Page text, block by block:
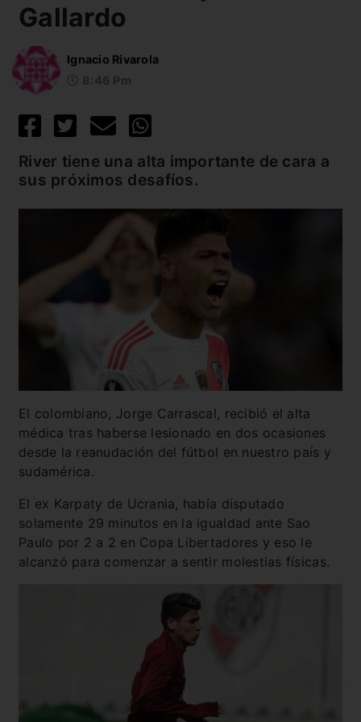
Gallardo
Ignacio Rivarola
River tiene una alta importante de cara a
sus próximos desafíos.
El colombiano, Jorge Carrascal, recibió el alta
médica tras haberse lesionado en dos ocasiones
desde la reanudación del fútbol en nuestro país y
sudamérica.
El ex Karpaty de Ucrania, había disputado
solamente 29 minutos en la igualdad ante Sao
Paulo por 2 a 2 en Copa Libertadores y eso le
alcanzó para comenzar a sentir molestias físicas.